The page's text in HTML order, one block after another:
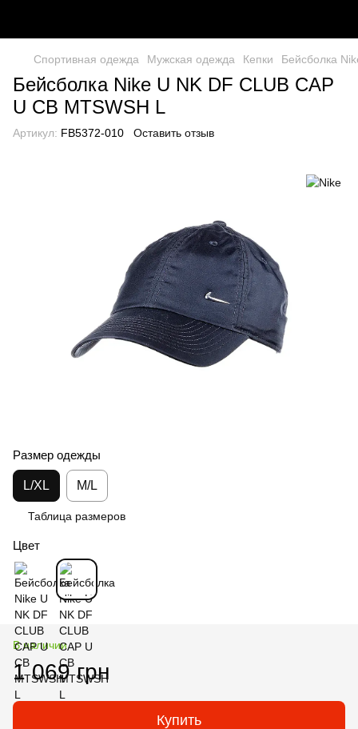
Спортивная одежда Мужская одежда Кепки Бейсболка
Бейсболка Nike U NK DF CLUB CAP
U CB MTSWSH L
Артикул: FB5372-010 Оставить отзыв
Размер одежды
L/XL M/L
Таблица размеров
Цвет
В наличии
1 069 грн
Купить